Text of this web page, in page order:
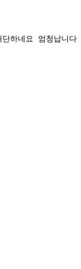
하네요 엄청납니다